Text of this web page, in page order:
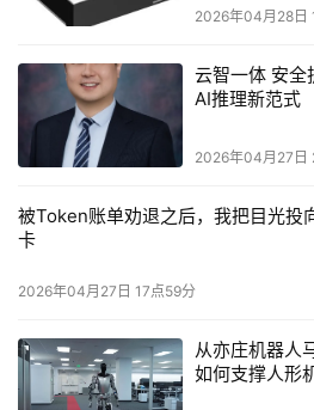
占全球SRAM市场25%以上的市
SRAM，一直到应用于移动装
SRAM。Cypress同样也是全球小
最近两年内，已有6000万片应用
大容量同步SRAM主要应用于网
络带宽的日益增大，这些设备需要
体需要更大容量的存储器。不言
中，低成本及低功耗成为采购者的
2026年04月28日
云智一体 安全
AI推理新范式
2026年04月27日
被Token账单劝退之后，我把目光投
卡
2026年04月27日 17点59分
从亦庄机器人
如何支撑人形